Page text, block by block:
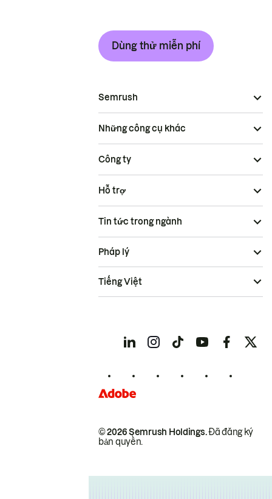
Dùng thử miễn phí
Semrush
Những công cụ khác
Công ty
Hỗ trợ
Tin tức trong ngành
© 2026 Semrush Holdings.Đã đăng ký
bản quyền.
Pháp lý
Tiếng Việt